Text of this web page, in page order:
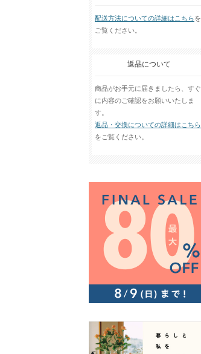
配送方法についての詳細はこちらを
ご覧ください。
返品について
商品がお手元に届きましたら、すぐ
に内容のご確認をお願いいたしま
す。
返品・交換についての詳細はこちら
をご覧ください。